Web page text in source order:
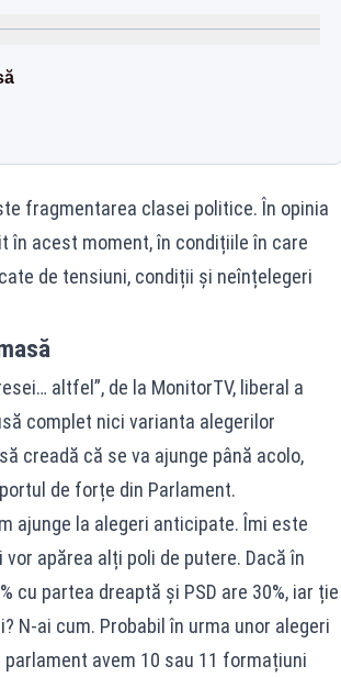
fragmentarea clasei politice. În opinia
în acest moment, în condițiile în care
de tensiuni, condiții și neînțelegeri
altfel”, de la MonitorTV, liberal a
complet nici varianta alegerilor
creadă că se va ajunge până acolo,
de forțe din Parlament.
ajunge la alegeri anticipate. Îmi este
apărea alți poli de putere. Dacă în
cu partea dreaptă și PSD are 30%, iar ție
N-ai cum. Probabil în urma unor alegeri
avem 10 sau 11 formațiuni